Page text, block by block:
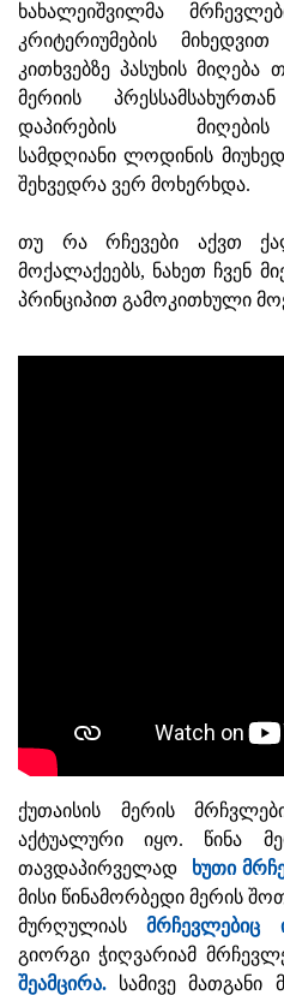
ხახალეიშვილმა
კრიტერიუმების
კითხვებზე პასუხის
მერიის
დაპირების
სამდღიანი ლოდინის
შეხვედრა ვერ მოხერხდა.
თუ რა რჩევები აქვთ
მოქალაქეებს, ნახეთ ჩვენ
პრინციპით გამოკითხული
ქუთაისის მერის
აქტუალური იყო. წინა
თავდაპირველად ხუთი
მისი წინამორბედი მერის
მურღულიასმრჩევლებიც
გიორგი ჭიღვარიამ
შეამცირა. სამივე მათგანი